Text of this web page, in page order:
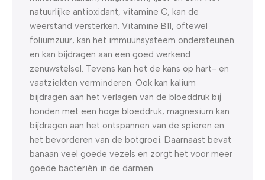
natuurlijke antioxidant, vitamine C, kan de
weerstand versterken. Vitamine B11, oftewel
foliumzuur, kan het immuunsysteem ondersteunen
en kan bijdragen aan een goed werkend
zenuwstelsel. Tevens kan het de kans op hart- en
vaatziekten verminderen. Ook kan kalium
bijdragen aan het verlagen van de bloeddruk bij
honden met een hoge bloeddruk, magnesium kan
bijdragen aan het ontspannen van de spieren en
het bevorderen van de botgroei. Daarnaast bevat
banaan veel goede vezels en zorgt het voor meer
goede bacteriën in de darmen.